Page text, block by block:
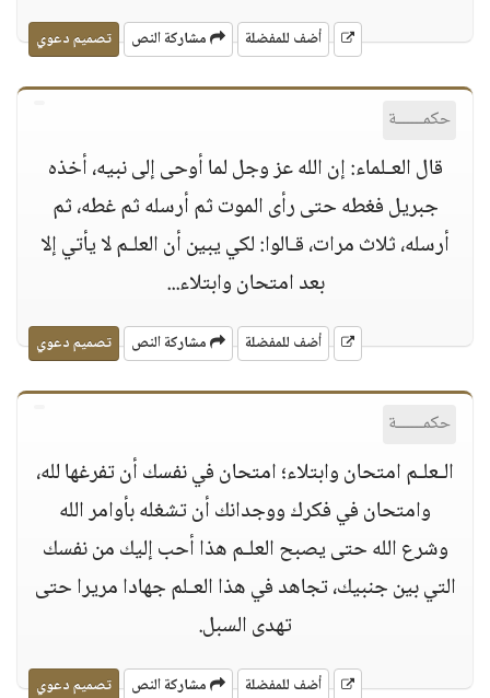
أضف للمفضلة مشاركة النص تصميم دعوي
حكمــــــة
قال العـلماء: إن الله عز وجل لما أوحى إلى نبيه، أخذه
جبريل فغطه حتى رأى الموت ثم أرسله ثم غطه، ثم
أرسله، ثلاث مرات، قـالوا: لكي يبين أن العلـم لا يأتي إلا
بعد امتحان وابتلاء...
أضف للمفضلة مشاركة النص تصميم دعوي
حكمــــــة
الـعلـم امتحان وابتلاء؛ امتحان في نفسك أن تفرغها لله،
وامتحان في فكرك ووجدانك أن تشغله بأوامر الله
وشرع الله حتى يصبح العلـم هذا أحب إليك من نفسك
التي بين جنبيك، تجاهد في هذا العـلم جهادا مريرا حتى
تهدى السبل.
أضف للمفضلة مشاركة النص تصميم دعوي